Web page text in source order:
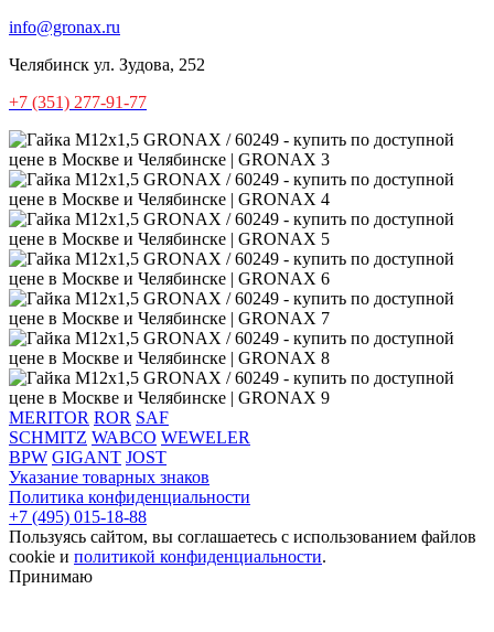
info@gronax.ru
Челябинск ул. Зудова, 252
+7 (351) 277-91-77
MERITOR ROR SAF
SCHMITZ WABCO WEWELER
BPW GIGANT JOST
Указание товарных знаков
Политика конфиденциальности
+7 (495) 015-18-88
Пользуясь сайтом, вы соглашаетесь с использованием файлов
cookie и политикой конфиденциальности.
Принимаю